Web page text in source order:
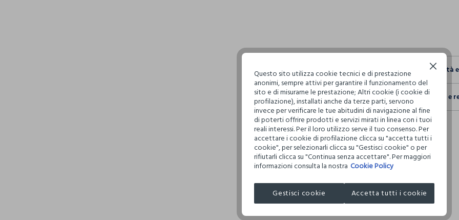
Sostenibilità
Sicurezza
Il 100%
fisici, per
definito per
restrittivi
Clicca qui
COSNOVA
Spedizione e
Hai fino a
per
Questo sito utilizza cookie tecnici e di prestazione
anonimi, sempre attivi per garantire il funzionamento del
sito e di misurarne le prestazione; Altri cookie (i cookie di
profilazione), installati anche da terze parti, servono
invece per verificare le tue abitudini di navigazione al fine
di poterti offrire prodotti e servizi mirati in linea con i tuoi
reali interessi. Per il loro utilizzo serve il tuo consenso. Per
accettare i cookie di profilazione clicca su "accetta tutti i
cookie", per selezionarli clicca su "Gestisci cookie" o per
rifiutarli clicca su "Continua senza accettare". Per maggiori
informazioni consulta la nostra Cookie Policy
Gestisci cookie Accetta tutti i cookie
Continua senza accettare